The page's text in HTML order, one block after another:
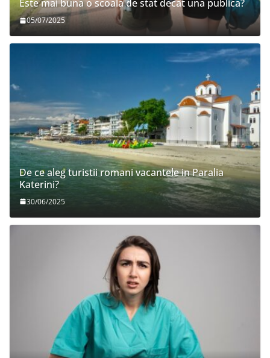
Este mai buna o scoala de stat decat una publica?
05/07/2025
De ce aleg turistii romani vacantele in Paralia
Katerini?
30/06/2025